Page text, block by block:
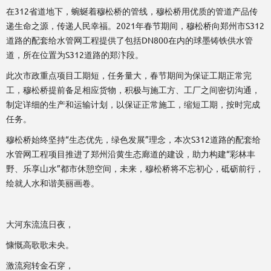
在312省道地下，蜿蜒着穆松桥的管线，穆松桥用优质的管道产品传
递生命之源，传递人民幸福。2021年春节期间，穆松桥向郑州市S312
道路的配套给水管网工程提供了包括DN800在内的球墨铸铁供水管
道，所在位置为S312道路的郑汴段。
此次市政重点项目工期短，任务量大，春节期间为保证工期正常完
工，穆松桥提前备足相应货物，积极与施工方、工厂之间密切沟通，
制定详细的生产和运输计划，以保证正常施工，缩短工期，按时完成
任务。
穆松桥始终坚持“生态优先，绿色发展”理念，本次S312道路的配套给
水管网工程项目推进了郑州沿黄生态廊道的建设，助力构建“彩林丰
野、乐享山水”都市休憩空间，未来，穆松桥将不忘初心，砥砺前行，
绘就人水和谐美丽画卷。
大河东流流日夜，
慷慨高歌歌未央。
激流宛转金石穿，